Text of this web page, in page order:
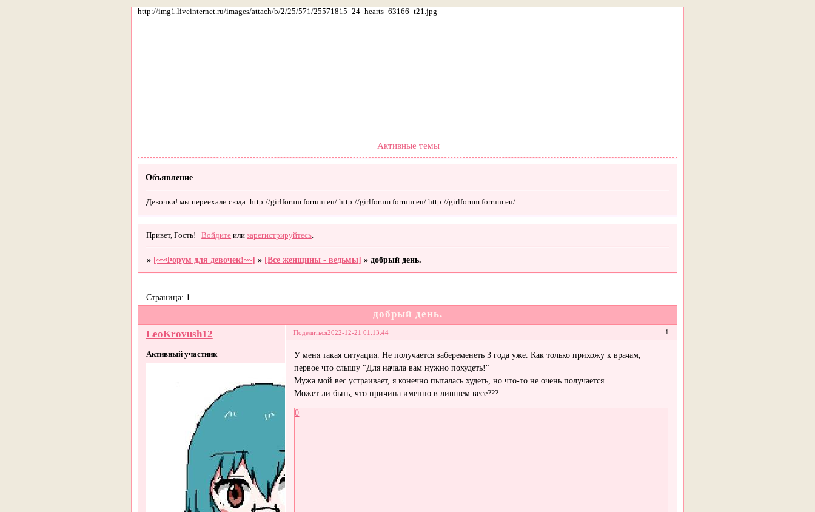
http://img1.liveinternet.ru/images/attach/b/2/25/571/25571815_24_hearts_63166_t21.jpg
Активные темы
Объявление
Девочки! мы переехали сюда: http://girlforum.forrum.eu/ http://girlforum.forrum.eu/ http://girlforum.forrum.eu/
Привет, Гость! Войдите илизарегистрируйтесь
» [~~Форум для девочек!~~] » [Все женщины - ведьмы] »добрый день.
добрый день.
Страница: 1
Поделиться 1
2022-12-21 01:13:44
LeoKrovush12
Активный участник
У меня такая ситуация. Не получается забеременеть 3 года уже. Как только прихожу к врачам,
первое что слышу "Для начала вам нужно похудеть!"
Мужа мой вес устраивает, я конечно пыталась худеть, но что-то не очень получается.
Может ли быть, что причина именно в лишнем весе???
0